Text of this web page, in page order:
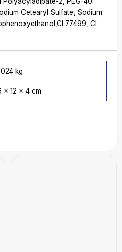
Cetearyl Sulfate, Sodium
77499, CI
kg
× 12 × 4 cm